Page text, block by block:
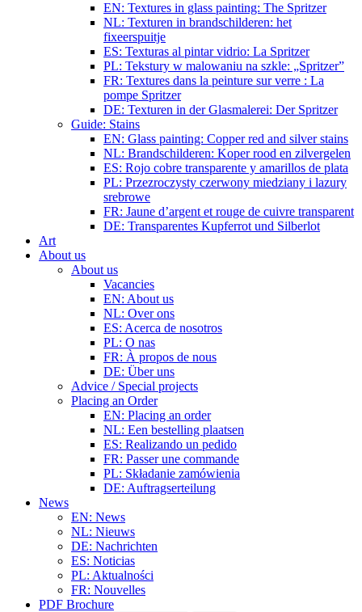
EN: Textures in glass painting: The Spritzer
NL: Texturen in brandschilderen: het
fixeerspuitje
ES: Texturas al pintar vidrio: La Spritzer
PL: Tekstury w malowaniu na szkle: „Spritzer”
FR: Textures dans la peinture sur verre : La
pompe Spritzer
DE: Texturen in der Glasmalerei: Der Spritzer
Guide: Stains
EN: Glass painting: Copper red and silver stains
NL: Brandschilderen: Koper rood en zilvergelen
ES: Rojo cobre transparente y amarillos de plata
PL: Przezroczysty czerwony miedziany i lazury
srebrowe
FR: Jaune d’argent et rouge de cuivre transparent
DE: Transparentes Kupferrot und Silberlot
Art
About us
About us
Vacancies
EN: About us
NL: Over ons
ES: Acerca de nosotros
PL: O nas
FR: À propos de nous
DE: Über uns
Advice / Special projects
Placing an Order
EN: Placing an order
NL: Een bestelling plaatsen
ES: Realizando un pedido
FR: Passer une commande
PL: Składanie zamówienia
DE: Auftragserteilung
News
EN: News
NL: Nieuws
DE: Nachrichten
ES: Noticias
PL: Aktualności
FR: Nouvelles
PDF Brochure